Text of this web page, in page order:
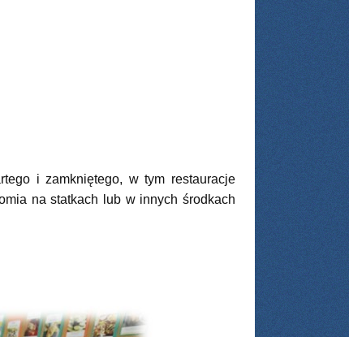
i zamkniętego, w tym restauracje
na statkach lub w innych środkach